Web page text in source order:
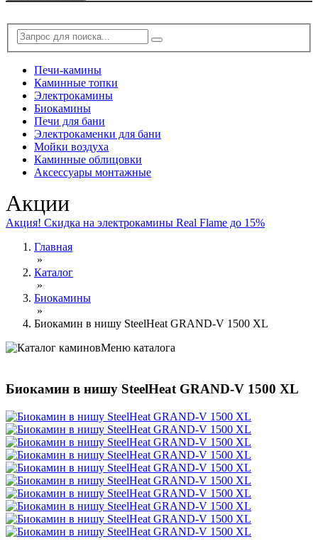
Печи-камины
Каминные топки
Электрокамины
Биокамины
Печи для бани
Электрокаменки для бани
Мойки воздуха
Каминные облицовки
Аксессуары монтажные
Акции
Акция! Скидка на электрокамины Real Flame до 15%
Главная
»
Каталог
»
Биокамины
»
Биокамин в нишу SteelHeat GRAND-V 1500 XL
Меню каталога
Биокамин в нишу SteelHeat GRAND-V 1500 XL